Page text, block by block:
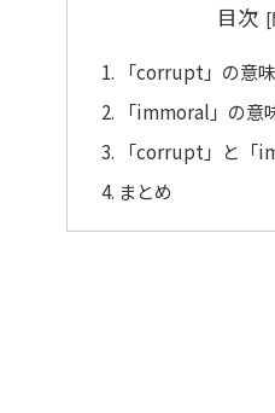
目次
「corrupt」の意
「immoral」の意
「corrupt」と「
まとめ